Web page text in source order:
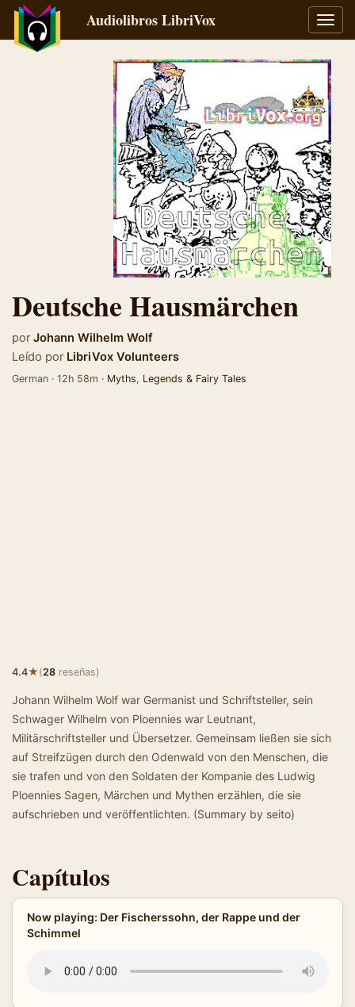
Audiolibros LibriVox
Deutsche Hausmärchen
por Johann Wilhelm Wolf
Leído por LibriVox Volunteers
German · 12h 58m · Myths, Legends & Fairy Tales
4.4★(28 reseñas)
Johann Wilhelm Wolf war Germanist und Schriftsteller, sein
Schwager Wilhelm von Ploennies war Leutnant,
Militärschriftsteller und Übersetzer. Gemeinsam ließen sie sich
auf Streifzügen durch den Odenwald von den Menschen, die
sie trafen und von den Soldaten der Kompanie des Ludwig
Ploennies Sagen, Märchen und Mythen erzählen, die sie
aufschrieben und veröffentlichten. (Summary by seito)
Capítulos
Now playing: Der Fischerssohn, der Rappe und der
Schimmel